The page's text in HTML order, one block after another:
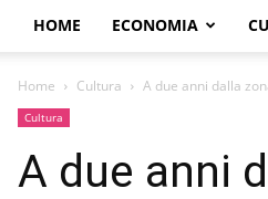
HOME ECONOMIA
Home Cultura A due anni dalla
Cultura
A due anni